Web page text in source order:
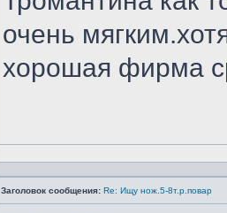
очень
хорошая фирма
Заголовок сообщения: Re: Ищу нож.5-8т.р.повар